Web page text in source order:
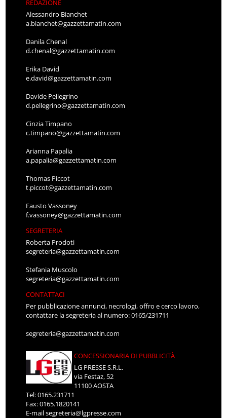
REDAZIONE
Alessandro Bianchet
a.bianchet@gazzettamatin.com
Danila Chenal
d.chenal@gazzettamatin.com
Erika David
e.david@gazzettamatin.com
Davide Pellegrino
d.pellegrino@gazzettamatin.com
Cinzia Timpano
c.timpano@gazzettamatin.com
Arianna Papalia
a.papalia@gazzettamatin.com
Thomas Piccot
t.piccot@gazzettamatin.com
Fausto Vassoney
f.vassoney@gazzettamatin.com
SEGRETERIA
Roberta Prodoti
segreteria@gazzettamatin.com
Stefania Muscolo
segreteria@gazzettamatin.com
CONTATTACI
Per pubblicazione annunci, necrologi, offro e cerco lavoro,
contattare la segreteria al numero: 0165/231711
segreteria@gazzettamatin.com
CONCESSIONARIA DI PUBBLICITÀ
LG PRESSE S.R.L.
via Festaz, 52
11100 AOSTA
Tel: 0165.231711
Fax: 0165.1820141
E-mailsegreteria@lgpresse.com